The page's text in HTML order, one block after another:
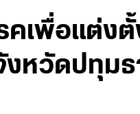
คเพื่อแต่ง
หวัดปทุมธ